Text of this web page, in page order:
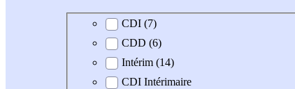
Type de contrat
CDI (7)
CDD (6)
Intérim (14)
CDI Intérimaire